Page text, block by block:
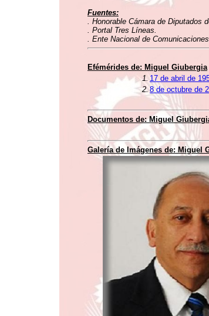
Fuentes:
. Honorable Cámara de Diputados
. Portal Tres Líneas.
. Ente Nacional de
Efémérides de: Miguel Giubergia
1. 17 de abril de
2. 8 de octubre de
Documentos de: Miguel
Galería de Imágenes de: Miguel